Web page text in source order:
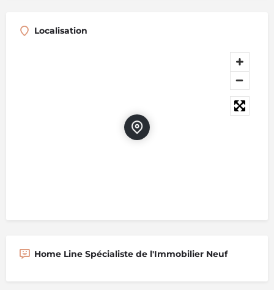
Localisation
Home Line Spécialiste de l'Immobilier Neuf